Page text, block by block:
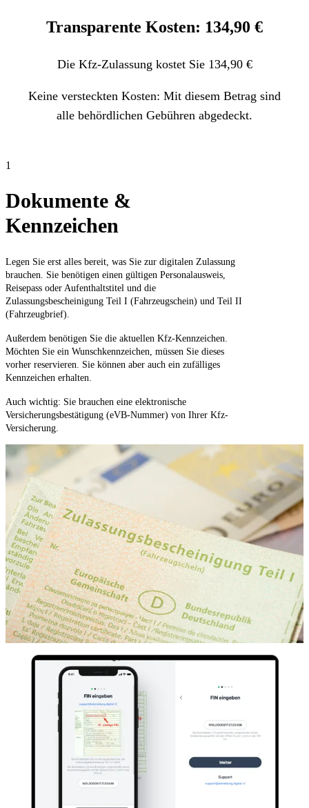
Transparente Kosten: 134,90 €
Die Kfz-Zulassung kostet Sie 134,90 €
Keine versteckten Kosten: Mit diesem Betrag sind
alle behördlichen Gebühren abgedeckt.
1
Dokumente &
Kennzeichen
Legen Sie erst alles bereit, was Sie zur digitalen Zulassung
brauchen. Sie benötigen einen gültigen Personalausweis,
Reisepass oder Aufenthaltstitel und die
Zulassungsbescheinigung Teil I (Fahrzeugschein) und Teil II
(Fahrzeugbrief).
Außerdem benötigen Sie die aktuellen Kfz-Kennzeichen.
Möchten Sie ein Wunschkennzeichen, müssen Sie dieses
vorher reservieren. Sie können aber auch ein zufälliges
Kennzeichen erhalten.
Auch wichtig: Sie brauchen eine elektronische
Versicherungsbestätigung (eVB-Nummer) von Ihrer Kfz-
Versicherung.